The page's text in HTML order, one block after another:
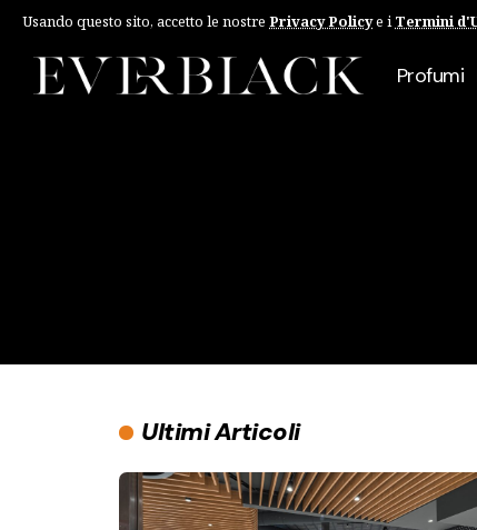
Usando questo sito, accetto le nostre Privacy Policye i Termini
Profumi
Ultimi Articoli